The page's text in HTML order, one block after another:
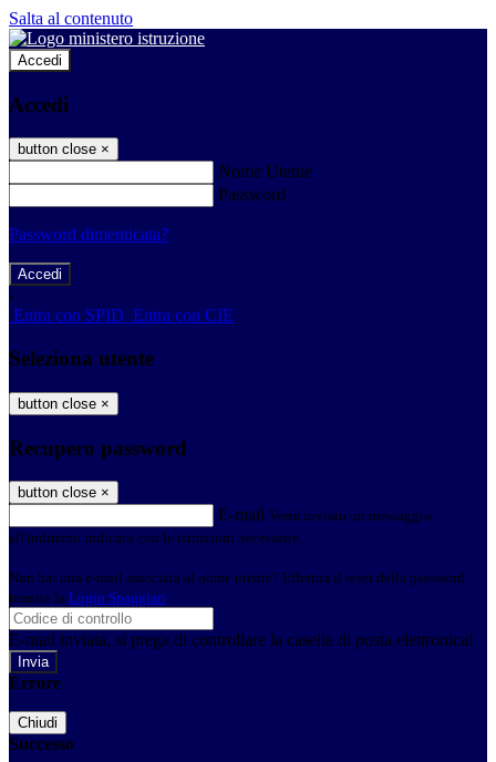
Salta al contenuto
Accedi
Accedi
button close ×
Nome Utente
Password
Password dimenticata?
-
Entra con SPID Entra con CIE
Seleziona utente
button close ×
Recupero password
button close ×
E-mail Verrà inviato un messaggio
all'indirizzo indicato con le istruzioni necessarie.
Non hai una e-mail associata al nome utente? Effettua il reset della password
tramite la Login Spaggiari
E-mail inviata, si prega di controllare la casella di posta elettronica!
Errore
Chiudi
Successo